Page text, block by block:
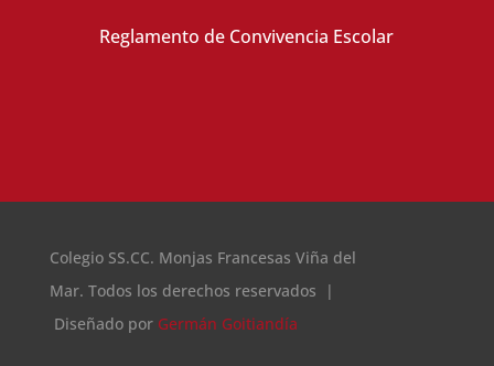
Reglamento de Convivencia Escolar
Colegio SS.CC. Monjas Francesas Viña del
Mar. Todos los derechos reservados |
Diseñado por Germán Goitiandía